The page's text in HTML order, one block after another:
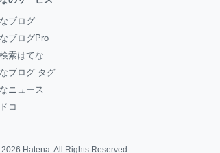
ブログ
ブログPro
索はてな
ブログ タグ
ニュース
コ
Hatena. All Rights Reserved.